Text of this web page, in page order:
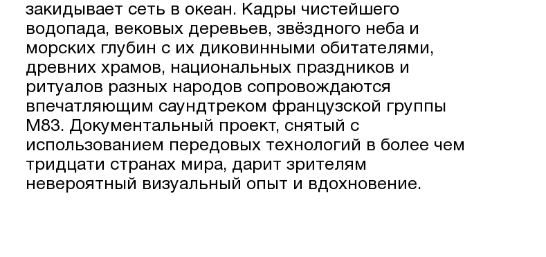
закидывает сеть в океан. Кадры чистейшего
водопада, вековых деревьев, звёздного неба и
морских глубин с их диковинными обитателями,
древних храмов, национальных праздников и
ритуалов разных народов сопровождаются
впечатляющим саундтреком французской группы
M83. Документальный проект, снятый с
использованием передовых технологий в более чем
тридцати странах мира, дарит зрителям
невероятный визуальный опыт и вдохновение.